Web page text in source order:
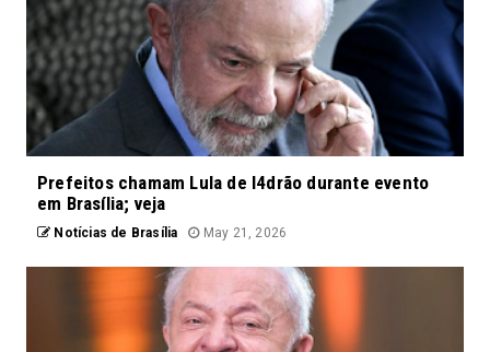
Prefeitos chamam Lula de l4drão durante evento
em Brasília; veja
Notícias de Brasília May 21, 2026